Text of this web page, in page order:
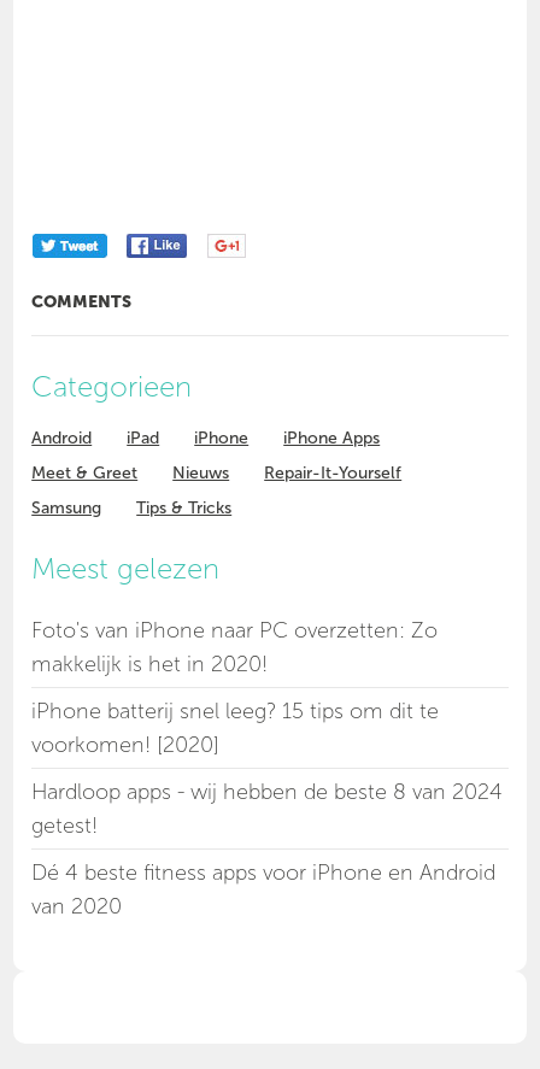
COMMENTS
Categorieen
Android iPad iPhone
iPhone Apps
Meet & Greet
Nieuws
Repair-It-Yourself
Samsung
Tips & Tricks
Meest gelezen
Foto's van iPhone naar PC overzetten: Zo
makkelijk is het in 2020!
iPhone batterij snel leeg? 15 tips om dit te
voorkomen! [2020]
Hardloop apps - wij hebben de beste 8 van 2024
getest!
Dé 4 beste fitness apps voor iPhone en Android
van 2020